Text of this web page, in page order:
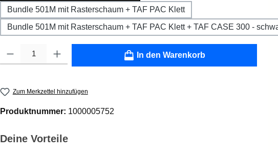
Bundle 501M mit Rasterschaum + TAF PAC Klett
Bundle 501M mit Rasterschaum + TAF PAC Klett + TAF CASE 300 -
Produkt Anzahl: Gib den gewünschten Wert ein oder benutze die Schaltflächen um
In den Warenkorb
Zum Merkzettel hinzufügen
Produktnummer: 1000005752
Deine Vorteile